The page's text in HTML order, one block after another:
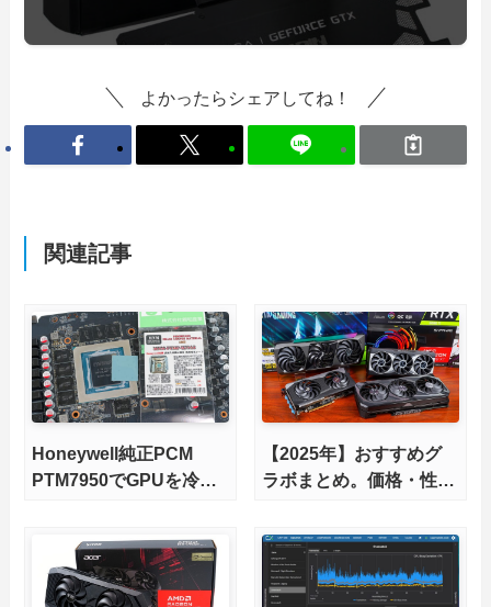
よかったらシェアしてね！
関連記事
Honeywell純正PCM
PTM7950でGPUを冷や
【2025年】おすすめグ
ラボまとめ。価格・性能
RX 7000各種に対応】